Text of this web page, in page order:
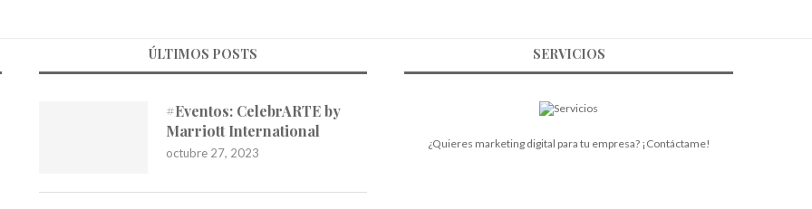
ÚLTIMOS POSTS
#Eventos: CelebrARTE by
Marriott International
octubre 27, 2023
SERVICIOS
¿Quieres marketing digital para tu empresa? ¡Contáctame!